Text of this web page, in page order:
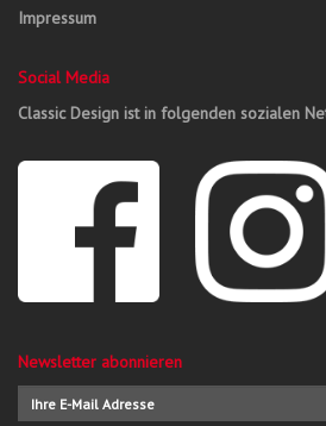
Impressum
Social Media
Classic Design ist in folgenden sozialen
Newsletter abonnieren